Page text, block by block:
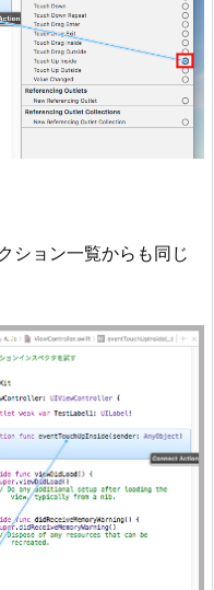
ション一覧からも同じ